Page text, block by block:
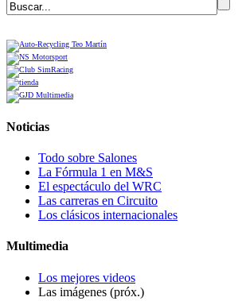
Noticias
Todo sobre Salones
La Fórmula 1 en M&S
El espectáculo del WRC
Las carreras en Circuito
Los clásicos internacionales
Multimedia
Los mejores videos
Las imágenes (próx.)